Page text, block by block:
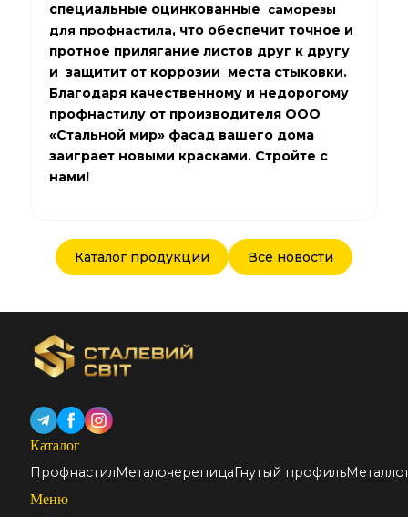
специальные оцинкованные
саморезы
для профнастила, что обеспечит точное и
протное прилягание листов друг к другу
и защитит от коррозии места стыковки.
Благодаря качественному и недорогому
профнастилу от производителя ООО
«Стальной мир» фасад вашего дома
заиграет новыми красками. Стройте с
нами!
Каталог продукции Все новости
Каталог
ПрофнастилМеталочерепицаГнутый профиль
Меню